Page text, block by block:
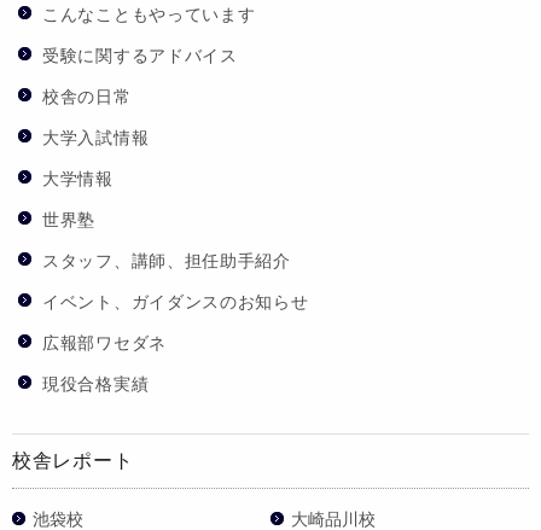
こんなこともやっています
受験に関するアドバイス
校舎の日常
大学入試情報
大学情報
世界塾
スタッフ、講師、担任助手紹介
イベント、ガイダンスのお知らせ
広報部ワセダネ
現役合格実績
校舎レポート
池袋校 大崎品川校